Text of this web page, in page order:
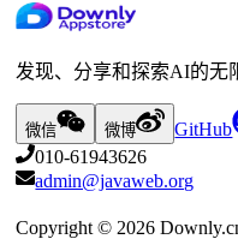
发现、分享和探索AI的无
微信 微博
GitHub
010-61943626
admin@javaweb.org
Copyright © 2026